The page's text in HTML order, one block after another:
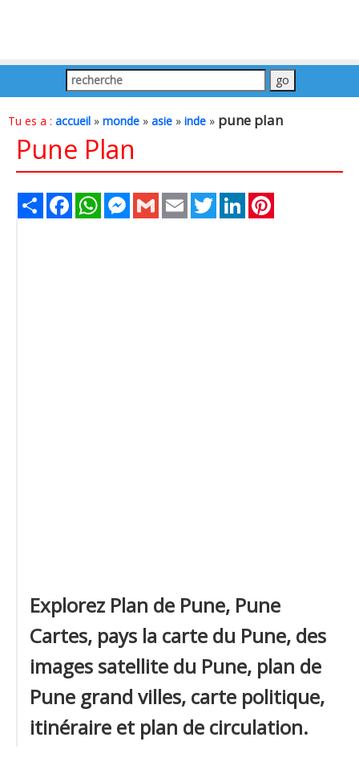
Tu es a : accueil » monde » asie » inde » pune plan
Pune Plan
Share FacebookWhatsAppMessenger
Gmail Email TwitterLinkedIn
Explorez Plan de Pune, Pune
Cartes, pays la carte du Pune, des
images satellite du Pune, plan de
Pune grand villes, carte politique,
itinéraire et plan de circulation.